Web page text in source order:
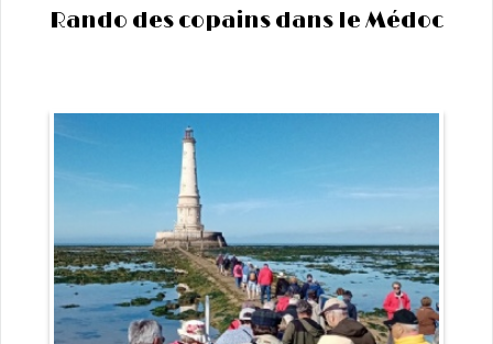
Rando des copains dans le Médoc